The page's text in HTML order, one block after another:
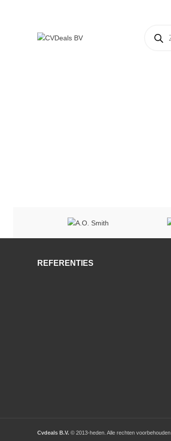
zoeken
REFERENTIES
Cvdeals B.V. © 2013-heden. Alle rechten voorbehouden